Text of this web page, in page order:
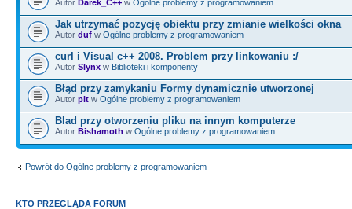
Autor Darek_C++ w Ogólne problemy z programowaniem
Jak utrzymać pozycję obiektu przy zmianie wielkości okna
Autor duf w Ogólne problemy z programowaniem
curl i Visual c++ 2008. Problem przy linkowaniu :/
Autor Slynx w Biblioteki i komponenty
Błąd przy zamykaniu Formy dynamicznie utworzonej
Autor pit w Ogólne problemy z programowaniem
Blad przy otworzeniu pliku na innym komputerze
Autor Bishamoth w Ogólne problemy z programowaniem
Powrót do Ogólne problemy z programowaniem
KTO PRZEGLĄDA FORUM